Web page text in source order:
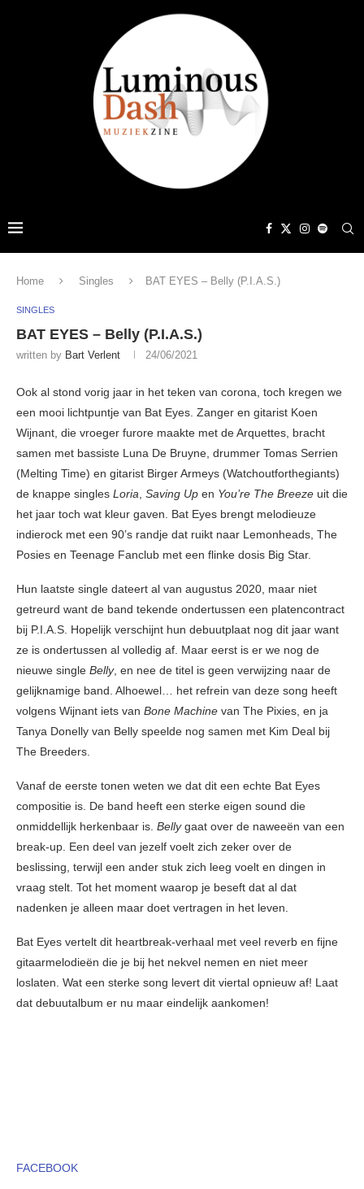
Home Singles BAT EYES – Belly (P.I.A.S.)
SINGLES
BAT EYES – Belly (P.I.A.S.)
written by Bart Verlent 24/06/2021
Ook al stond vorig jaar in het teken van corona, toch kregen we
een mooi lichtpuntje van Bat Eyes. Zanger en gitarist Koen
Wijnant, die vroeger furore maakte met de Arquettes, bracht
samen met bassiste Luna De Bruyne, drummer Tomas Serrien
(Melting Time) en gitarist Birger Armeys (Watchoutforthegiants)
de knappe singles Loria, Saving Up en You’re The Breeze uit die
het jaar toch wat kleur gaven. Bat Eyes brengt melodieuze
indierock met een 90’s randje dat ruikt naar Lemonheads, The
Posies en Teenage Fanclub met een flinke dosis Big Star.
Hun laatste single dateert al van augustus 2020, maar niet
getreurd want de band tekende ondertussen een platencontract
bij P.I.A.S. Hopelijk verschijnt hun debuutplaat nog dit jaar want
ze is ondertussen al volledig af. Maar eerst is er we nog de
nieuwe single Belly, en nee de titel is geen verwijzing naar de
gelijknamige band. Alhoewel… het refrein van deze song heeft
volgens Wijnant iets van Bone Machine van The Pixies, en ja
Tanya Donelly van Belly speelde nog samen met Kim Deal bij
The Breeders.
Vanaf de eerste tonen weten we dat dit een echte Bat Eyes
compositie is. De band heeft een sterke eigen sound die
onmiddellijk herkenbaar is. Bellygaat over de naweeën van een
break-up. Een deel van jezelf voelt zich zeker over de
beslissing, terwijl een ander stuk zich leeg voelt en dingen in
vraag stelt. Tot het moment waarop je beseft dat al dat
nadenken je alleen maar doet vertragen in het leven.
Bat Eyes vertelt dit heartbreak-verhaal met veel reverb en fijne
gitaarmelodieën die je bij het nekvel nemen en niet meer
loslaten. Wat een sterke song levert dit viertal opnieuw af! Laat
dat debuutalbum er nu maar eindelijk aankomen!
FACEBOOK